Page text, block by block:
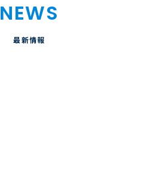
NEWS
最新情報